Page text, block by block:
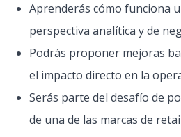
Aprenderás cómo funciona
perspectiva analítica y de
Podrás proponer mejoras
el impacto directo en la
Serás parte del desafío de
de una de las marcas de